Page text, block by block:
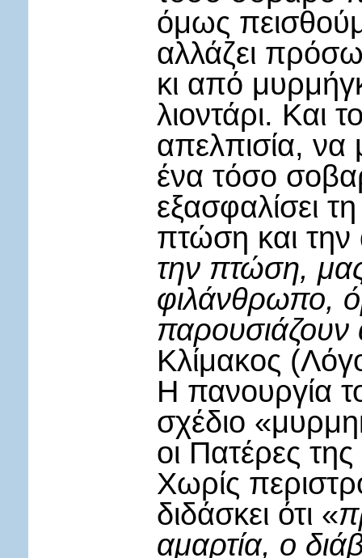
όμως
αλλάζει
κι από
λιοντάρι. Και
απελπισία, να
ένα τόσο
εξασφαλίσει
πτώση και
την πτώση,
φιλάνθρωπο,
παρουσιάζουν
Κλίμακος
Η πανουργία
σχέδιο
οι Πατέρες
Χωρίς
διδάσκει ότι «
αμαρτία, ο